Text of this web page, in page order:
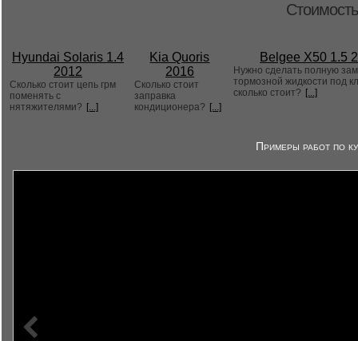
Hyundai Solaris 1.4
2012
Сколько стоит цепь грм
поменять с
нятяжителями? [...]
Kia Quoris
2016
Сколько стоит
заправка
кондиционера? [...]
Belgee X50 1.5
Нужно сделать полную
тормозной жидкости под
сколько стоит? [...]
Примеры работ по